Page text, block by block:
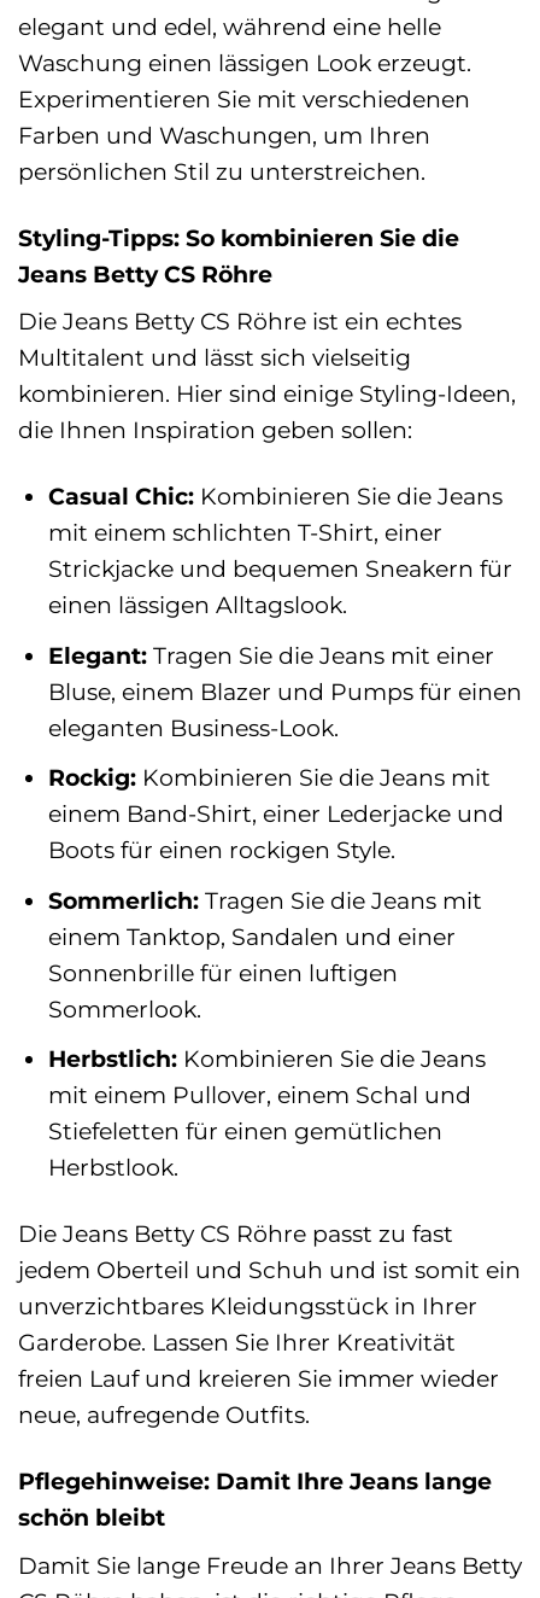
elegant und edel, während eine helle
Waschung einen lässigen Look erzeugt.
Experimentieren Sie mit verschiedenen
Farben und Waschungen, um Ihren
persönlichen Stil zu unterstreichen.
Styling-Tipps: So kombinieren Sie die
Jeans Betty CS Röhre
Die Jeans Betty CS Röhre ist ein echtes
Multitalent und lässt sich vielseitig
kombinieren. Hier sind einige Styling-Ideen,
die Ihnen Inspiration geben sollen:
Casual Chic:Kombinieren Sie die Jeans
mit einem schlichten T-Shirt, einer
Strickjacke und bequemen Sneakern für
einen lässigen Alltagslook.
Elegant:Tragen Sie die Jeans mit einer
Bluse, einem Blazer und Pumps für einen
eleganten Business-Look.
Rockig:Kombinieren Sie die Jeans mit
einem Band-Shirt, einer Lederjacke und
Boots für einen rockigen Style.
Sommerlich:Tragen Sie die Jeans mit
einem Tanktop, Sandalen und einer
Sonnenbrille für einen luftigen
Sommerlook.
Herbstlich:Kombinieren Sie die Jeans
mit einem Pullover, einem Schal und
Stiefeletten für einen gemütlichen
Herbstlook.
Die Jeans Betty CS Röhre passt zu fast
jedem Oberteil und Schuh und ist somit ein
unverzichtbares Kleidungsstück in Ihrer
Garderobe. Lassen Sie Ihrer Kreativität
freien Lauf und kreieren Sie immer wieder
neue, aufregende Outfits.
Pflegehinweise: Damit Ihre Jeans lange
schön bleibt
Damit Sie lange Freude an Ihrer Jeans Betty